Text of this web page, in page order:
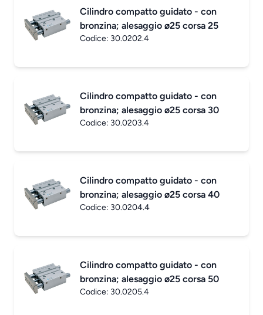
Cilindro compatto guidato - con
bronzina; alesaggio ø25 corsa 25
Codice: 30.0202.4
Cilindro compatto guidato - con
bronzina; alesaggio ø25 corsa 30
Codice: 30.0203.4
Cilindro compatto guidato - con
bronzina; alesaggio ø25 corsa 40
Codice: 30.0204.4
Cilindro compatto guidato - con
bronzina; alesaggio ø25 corsa 50
Codice: 30.0205.4